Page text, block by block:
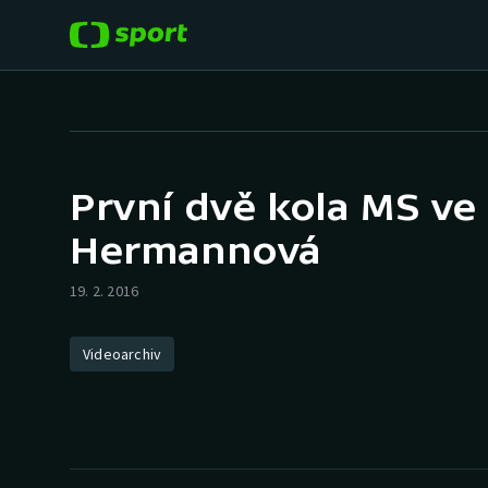
Hokej
Tenis
Cyklistika
Baseball a softbal
První dvě kola MS
Hermannová
19. 2. 2016
Videoarchiv